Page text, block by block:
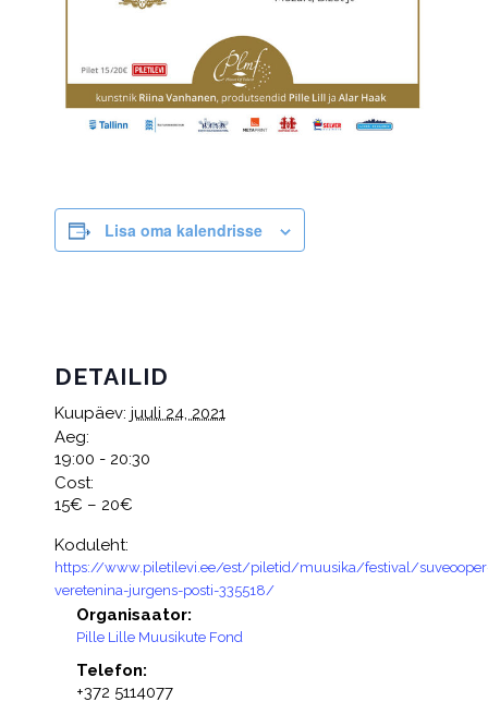
Lisa oma kalendrisse
DETAILID
Kuupäev: juuli 24, 2021
Aeg:
19:00 - 20:30
Cost:
15€ – 20€
Koduleht:
https://www.piletilevi.ee/est/piletid/muusika/festival/
veretenina-jurgens-posti-335518/
Organisaator:
Pille Lille Muusikute Fond
Telefon:
+372 5114077